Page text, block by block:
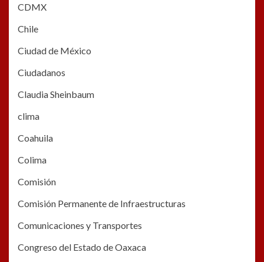
CDMX
Chile
Ciudad de México
Ciudadanos
Claudia Sheinbaum
clima
Coahuila
Colima
Comisión
Comisión Permanente de Infraestructuras
Comunicaciones y Transportes
Congreso del Estado de Oaxaca